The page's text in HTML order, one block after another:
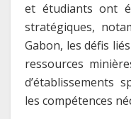
et étudiants ont
stratégiques,
Gabon, les défis
ressources
d’établissements
les compétences